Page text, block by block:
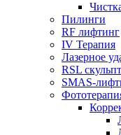
Пилинги
RF лифтинг
IV Терапия
Лазерное
RSL
SMAS-